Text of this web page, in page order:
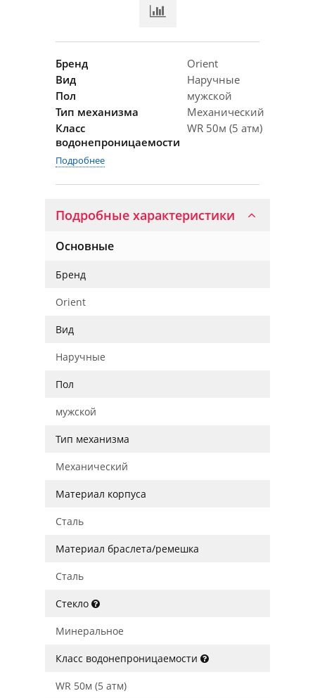
Бренд
Orient
Вид
Наручные
Пол
мужской
Тип механизма
Механический
Класс
водонепроницаемости
WR 50м (5 атм)
Подробнее
Подробные характеристики
Основные
Бренд
Orient
Вид
Наручные
Пол
мужской
Тип механизма
Механический
Материал корпуса
Сталь
Материал браслета/ремешка
Сталь
Стекло
Минеральное
Класс водонепроницаемости
WR 50м (5 атм)